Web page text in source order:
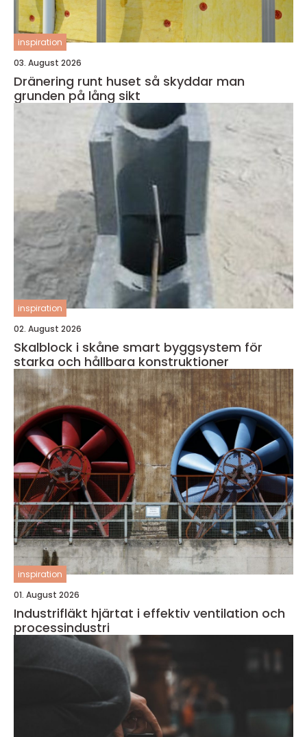
inspiration
03. August 2026
Dränering runt huset så skyddar man
grunden på lång sikt
inspiration
02. August 2026
Skalblock i skåne smart byggsystem för
starka och hållbara konstruktioner
inspiration
01. August 2026
Industrifläkt hjärtat i effektiv ventilation och
processindustri